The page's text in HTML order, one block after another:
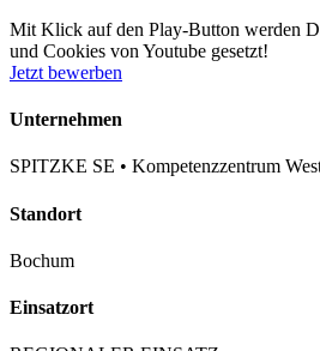
Mit Klick auf den Play-Button werden
und Cookies von Youtube gesetzt!
Jetzt bewerben
Unternehmen
SPITZKE SE • Kompetenzzentrum
Standort
Bochum
Einsatzort